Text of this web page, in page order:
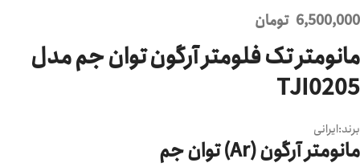
6,500,000 تومان
مانومتر تک فلومتر آرگون توان جم مدل
TJI0205
برند:ایرانی
مانومتر آرگون (Ar) توان جم